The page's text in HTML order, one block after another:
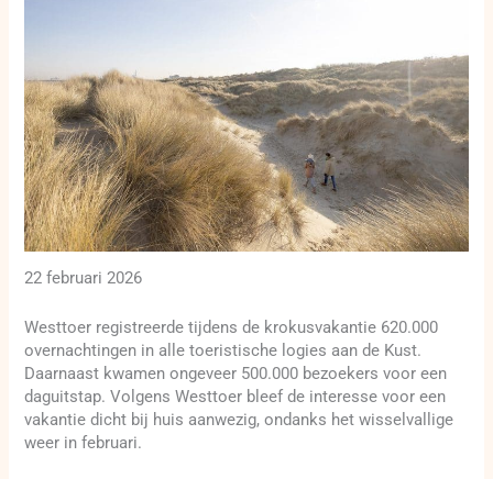
22 februari 2026
Westtoer registreerde tijdens de krokusvakantie 620.000
overnachtingen in alle toeristische logies aan de Kust.
Daarnaast kwamen ongeveer 500.000 bezoekers voor een
daguitstap. Volgens Westtoer bleef de interesse voor een
vakantie dicht bij huis aanwezig, ondanks het wisselvallige
weer in februari.